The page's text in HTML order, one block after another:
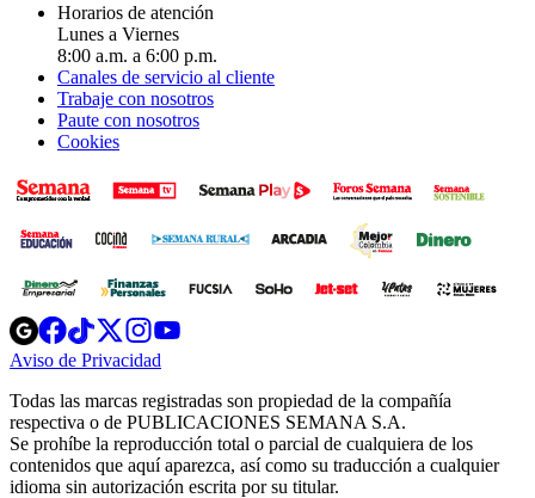
Horarios de atención
Lunes a Viernes
8:00 a.m. a 6:00 p.m.
Canales de servicio al cliente
Trabaje con nosotros
Paute con nosotros
Cookies
Opens
in
new
Opens
in
new
Opens
in
new
window
Opens
new
windowwindow
Aviso de Privacidad
new
window
Todas las marcas registradas son propiedad de la compañía
respectiva o de PUBLICACIONES SEMANA S.A.
Se prohíbe la reproducción total o parcial de cualquiera de los
contenidos que aquí aparezca, así como su traducción a cualquier
idioma sin autorización escrita por su titular.